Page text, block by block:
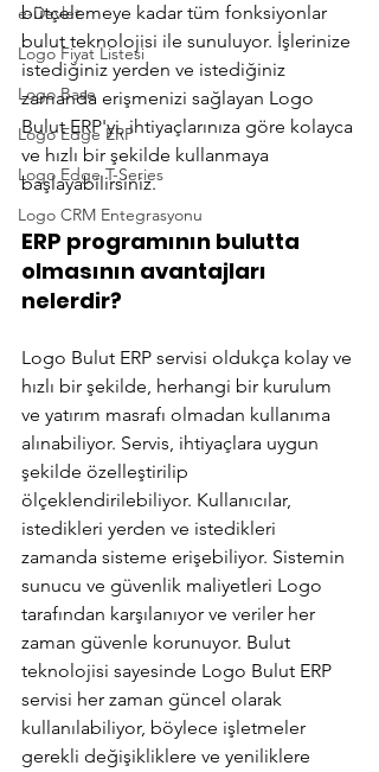
e-Devlet
Logo Fiyat Listesi
Logo Base
Logo Edge ERP
Logo Edge T-Series
Logo CRM Entegrasyonu
bütçelemeye kadar tüm fonksiyonlar
bulut teknolojisi ile sunuluyor. İşlerinize
istediğiniz yerden ve istediğiniz
zamanda erişmenizi sağlayan Logo
Bulut ERP'yi, ihtiyaçlarınıza göre kolayca
ve hızlı bir şekilde kullanmaya
başlayabilirsiniz.
ERP programının bulutta
olmasının avantajları
nelerdir?
Logo Bulut ERP servisi oldukça kolay ve
hızlı bir şekilde, herhangi bir kurulum
ve yatırım masrafı olmadan kullanıma
alınabiliyor. Servis, ihtiyaçlara uygun
şekilde özelleştirilip
ölçeklendirilebiliyor. Kullanıcılar,
istedikleri yerden ve istedikleri
zamanda sisteme erişebiliyor. Sistemin
sunucu ve güvenlik maliyetleri Logo
tarafından karşılanıyor ve veriler her
zaman güvenle korunuyor. Bulut
teknolojisi sayesinde Logo Bulut ERP
servisi her zaman güncel olarak
kullanılabiliyor, böylece işletmeler
gerekli değişikliklere ve yeniliklere